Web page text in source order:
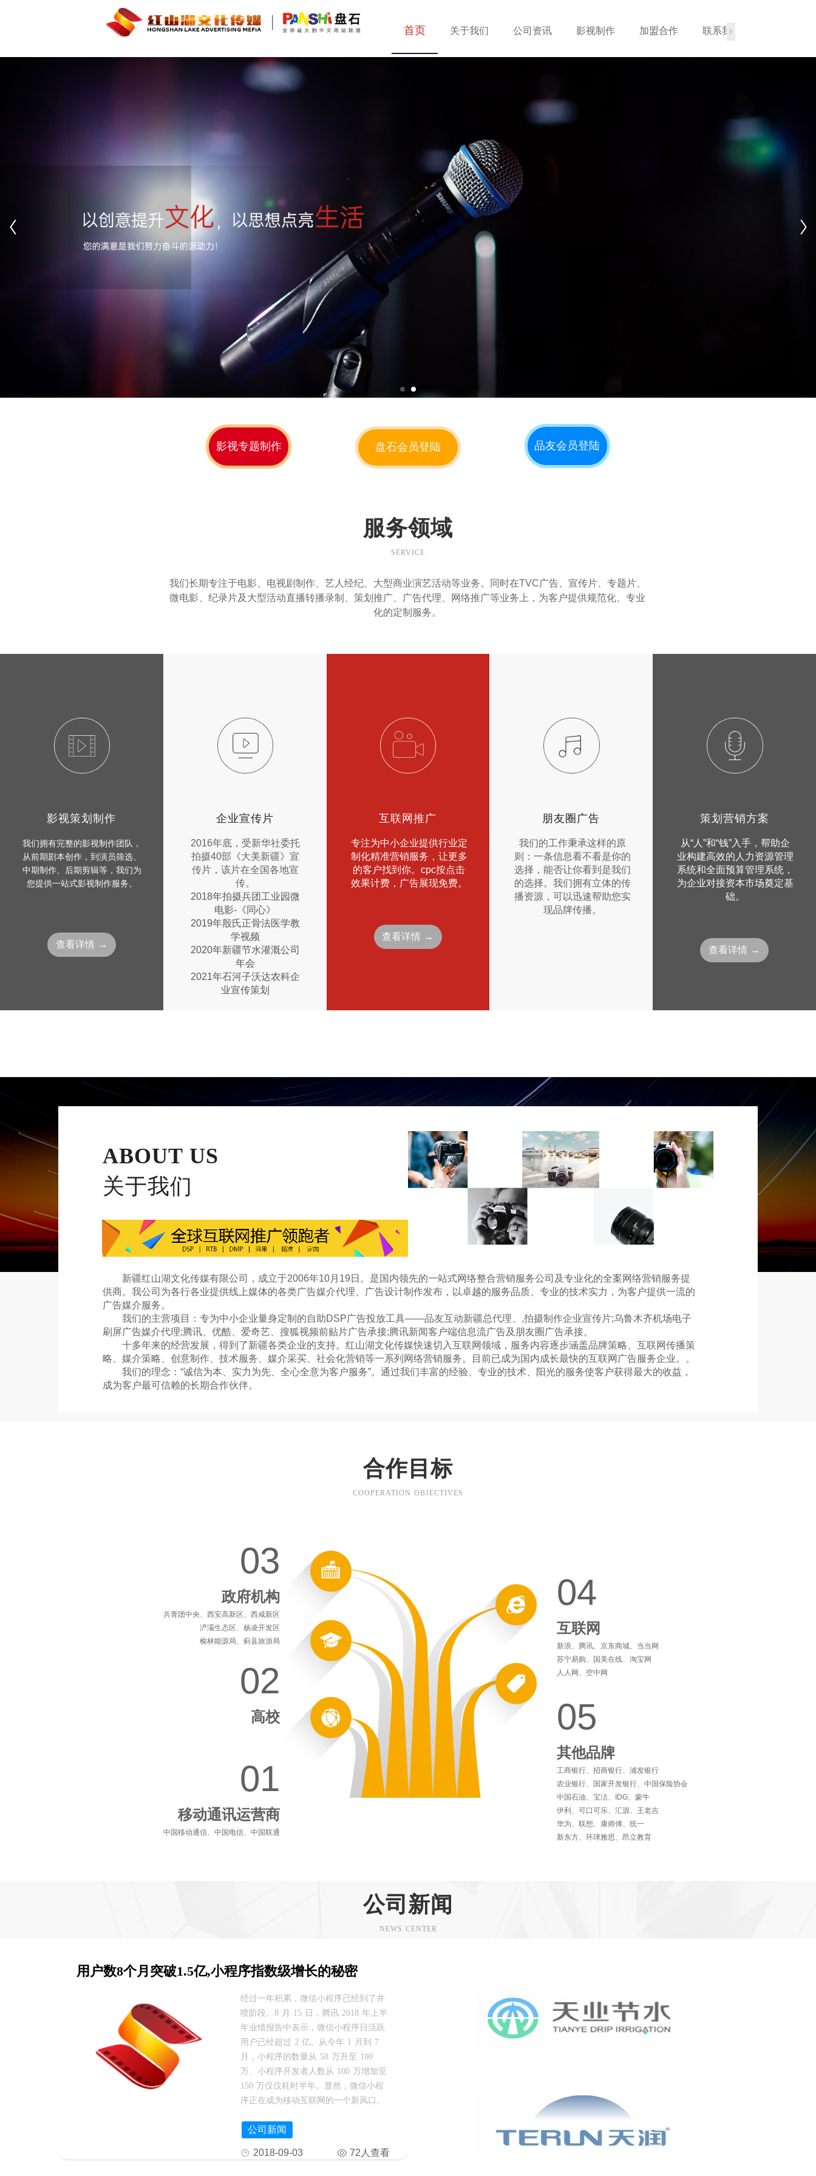
首页 关于我们 公司资讯 影视制作 加盟合作 联系我们
影视专题制作 盘石会员登陆 品友会员登陆
服务领域
SERVICE
我们长期专注于电影、电视剧制作、艺人经纪、大型商业演艺活动等业务。同时在TVC广告、宣传片、专题片、
微电影、纪录片及大型活动直播转播录制、策划推广、广告代理、网络推广等业务上，为客户提供规范化、专业
化的定制服务。
影视策划制作
我们拥有完整的影视制作团队，
从前期剧本创作，到演员筛选、
中期制作、后期剪辑等，我们为
您提供一站式影视制作服务。
查看详情 →
企业宣传片
2016年底，受新华社委托
拍摄40部《大美新疆》宣
传片，该片在全国各地宣
传。
2018年拍摄兵团工业园微
电影-《同心》
2019年殷氏正骨法医学教
学视频
2020年新疆节水灌溉公司
年会
2021年石河子沃达农科企
业宣传策划
互联网推广
专注为中小企业提供行业定
制化精准营销服务，让更多
的客户找到你。cpc按点击
效果计费，广告展现免费。
查看详情 →
朋友圈广告
我们的工作秉承这样的原
则：一条信息看不看是你的
选择，能否让你看到是我们
的选择。我们拥有立体的传
播资源，可以迅速帮助您实
现品牌传播。
策划营销方案
从“人”和“钱”入手，帮助企
业构建高效的人力资源管理
系统和全面预算管理系统，
为企业对接资本市场奠定基
础。
查看详情 →
ABOUT US
关于我们
新疆红山湖文化传媒有限公司，成立于2006年10月19日。是国内领先的一站式网络整合营销服务公司及专业化的全案网络营销服务提
供商。我公司为各行各业提供线上媒体的各类广告媒介代理、广告设计制作发布，以卓越的服务品质、专业的技术实力，为客户提供一流的
广告媒介服务。
我们的主营项目：专为中小企业量身定制的自助DSP广告投放工具——品友互动新疆总代理、,拍摄制作企业宣传片;乌鲁木齐机场电子
刷屏广告媒介代理;腾讯、优酷、爱奇艺、搜狐视频前贴片广告承接;腾讯新闻客户端信息流广告及朋友圈广告承接。
十多年来的经营发展，得到了新疆各类企业的支持。红山湖文化传媒快速切入互联网领域，服务内容逐步涵盖品牌策略、互联网传播策
略、媒介策略、创意制作、技术服务、媒介采买、社会化营销等一系列网络营销服务。目前已成为国内成长最快的互联网广告服务企业。。
我们的理念：“诚信为本、实力为先、全心全意为客户服务”。通过我们丰富的经验、专业的技术、阳光的服务使客户获得最大的收益，
成为客户最可信赖的长期合作伙伴。
合作目标
COOPERATION OBJECTIVES
03
政府机构
共青团中央、西安高新区、西咸新区
浐灞生态区、杨凌开发区
榆林能源局、蓟县旅游局
02
高校
01
移动通讯运营商
中国移动通信、中国电信、中国联通
04
互联网
新浪、腾讯、京东商城、当当网
苏宁易购、国美在线、淘宝网
人人网、空中网
05
其他品牌
工商银行、招商银行、浦发银行
农业银行、国家开发银行、中国保险协会
中国石油、宝洁、IDG、蒙牛
伊利、可口可乐、汇源、王老吉
华为、联想、康师傅、统一
新东方、环球雅思、昂立教育
公司新闻
NEWS CENTER
用户数8个月突破1.5亿,小程序指数级增长的秘密
经过一年积累，微信小程序已经到了井
喷阶段。8 月 15 日，腾讯 2018 年上半
年业绩报告中表示，微信小程序日活跃
用户已经超过 2 亿。从今年 1 月到 7
月，小程序的数量从 58 万升至 100
万、小程序开发者人数从 100 万增加至
150 万仅仅耗时半年。显然，微信小程
序正在成为移动互联网的一个新风口。
公司新闻
2018-09-03 72人查看